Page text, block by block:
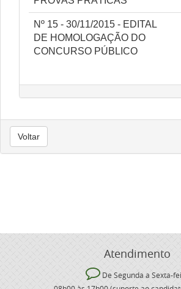
Nº 15 - 30/11/2015 - EDITAL
DE HOMOLOGAÇÃO DO
CONCURSO PÚBLICO
Voltar
Atendimento
De Segunda a Sexta-